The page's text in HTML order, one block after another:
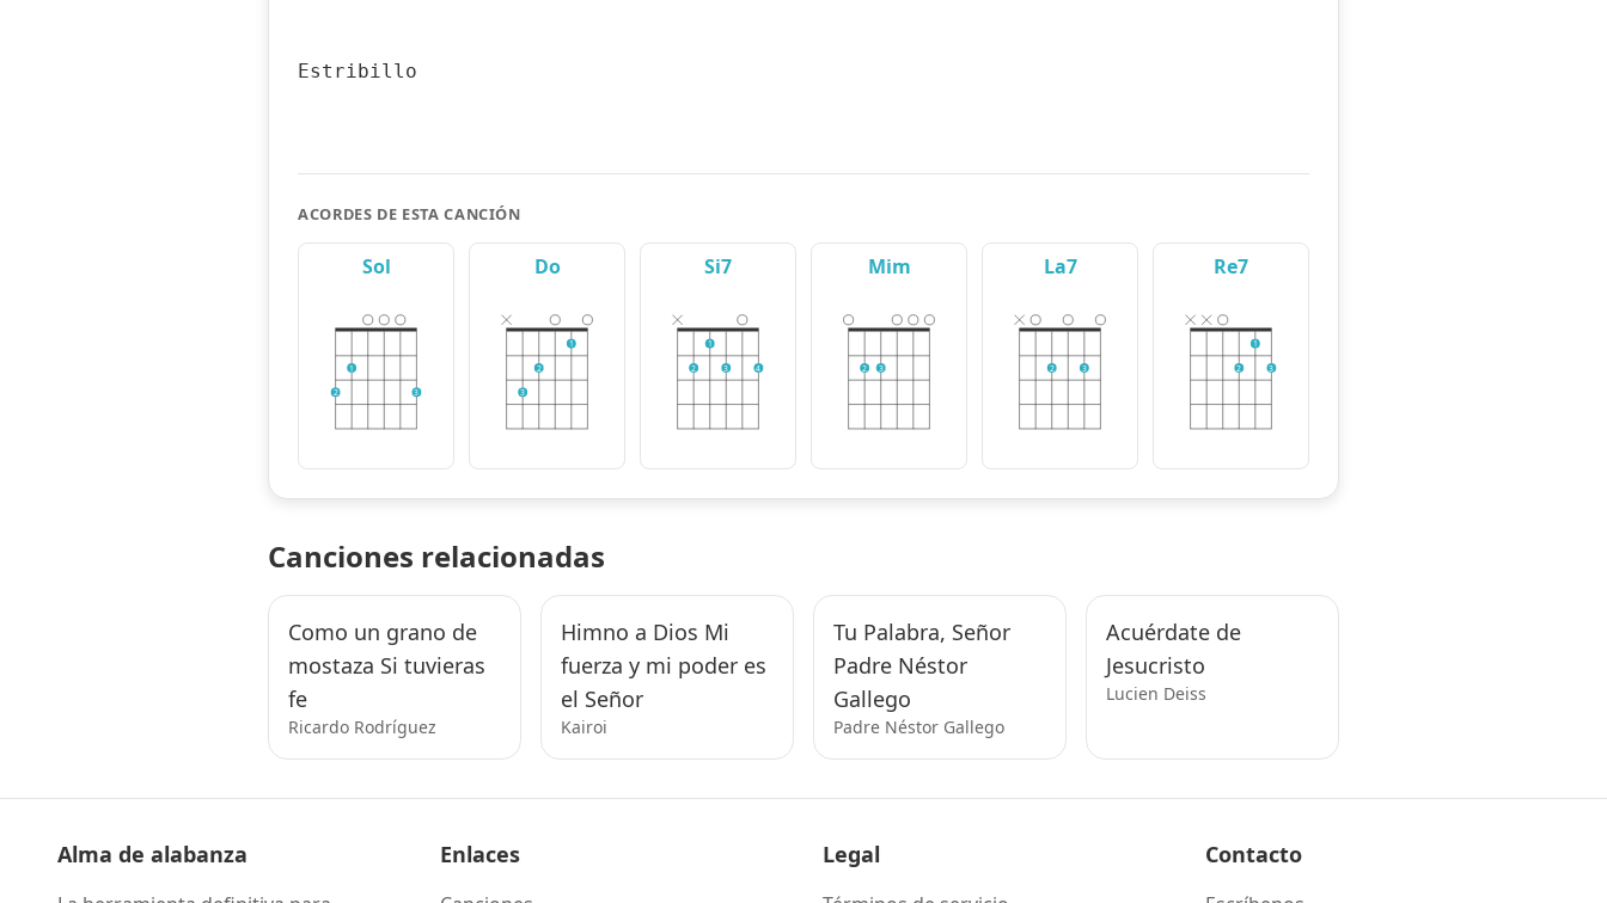
Estribillo
ACORDES DE ESTA CANCIÓN
Sol
2
1
3
Do
3
2
1
Si7
2
1
3 4
Mim
2 3
La7
2 3
Re7
2
1
3
Canciones relacionadas
Como un grano de
mostaza Si tuvieras
fe
Ricardo Rodríguez
Himno a Dios Mi
fuerza y mi poder es
el Señor
Kairoi
Tu Palabra, Señor
Padre Néstor
Gallego
Padre Néstor Gallego
Acuérdate de
Jesucristo
Lucien Deiss
Alma de alabanza Enlaces Legal Contacto